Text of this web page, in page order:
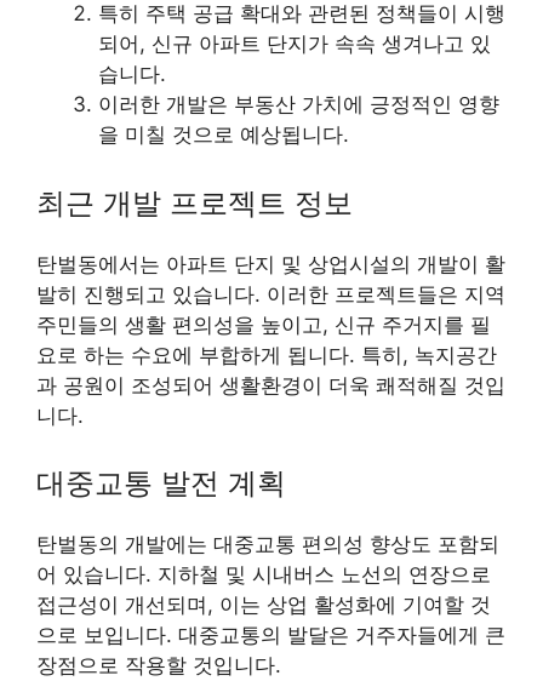
특히 주택 공급 확대와 관련된 정책들이 시행
되어, 신규 아파트 단지가 속속 생겨나고 있
습니다.
이러한 개발은 부동산 가치에 긍정적인 영향
을 미칠 것으로 예상됩니다.
최근 개발 프로젝트 정보
탄벌동에서는 아파트 단지 및 상업시설의 개발이 활
발히 진행되고 있습니다. 이러한 프로젝트들은 지역
주민들의 생활 편의성을 높이고, 신규 주거지를 필
요로 하는 수요에 부합하게 됩니다. 특히, 녹지공간
과 공원이 조성되어 생활환경이 더욱 쾌적해질 것입
니다.
대중교통 발전 계획
탄벌동의 개발에는 대중교통 편의성 향상도 포함되
어 있습니다. 지하철 및 시내버스 노선의 연장으로
접근성이 개선되며, 이는 상업 활성화에 기여할 것
으로 보입니다. 대중교통의 발달은 거주자들에게 큰
장점으로 작용할 것입니다.